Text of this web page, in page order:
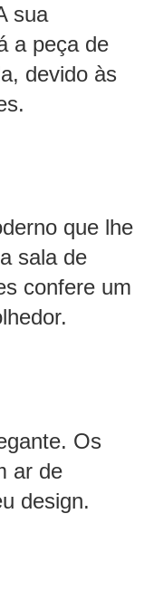
sua
a peça de
devido às
que lhe
sala de
confere um
Os
ar de
design.